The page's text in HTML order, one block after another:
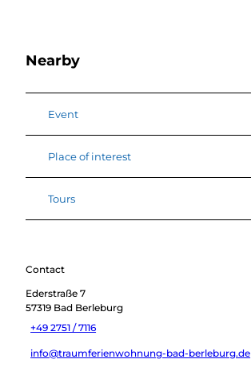
Nearby
Event
Place of interest
Tours
Contact
Ederstraße 7
57319 Bad Berleburg
+49 2751 / 7116
info@traumferienwohnung-bad-berleburg.de